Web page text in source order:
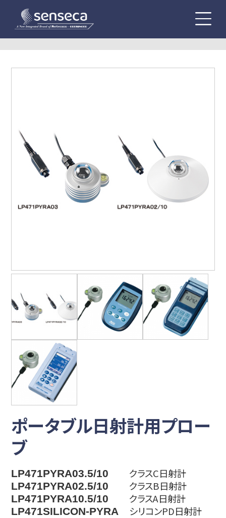
ポータブル日射計用プロー
ブ
LP471PYRA03.5/10 クラスC日射計
LP471PYRA02.5/10 クラスB日射計
LP471PYRA10.5/10 クラスA日射計
LP471SILICON-PYRA シリコンPD日射計